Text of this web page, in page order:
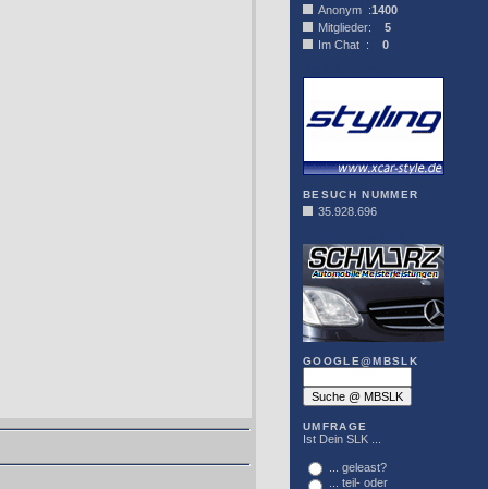
Anonym :1400
Mitglieder: 5
Im Chat : 0
BESUCH NUMMER
35.928.696
GOOGLE@MBSLK
UMFRAGE
Ist Dein SLK ...
... geleast?
... teil- oder